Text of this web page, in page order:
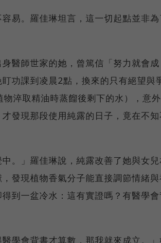
易。羅佳琳坦言，這一切起點並非
醫師世家的她，曾篤信「努力就會成
功課到凌晨2點，換來的只有絕望與
淬取精油時蒸餾後剩下的水），意
發現那段使用純露的日子，竟在不
。」羅佳琳說，純露改善了她與女
發現植物香氣分子能直接調節情緒
到一盆冷水：這有實證嗎？有醫學
學會背書才算數，那我就來成立。